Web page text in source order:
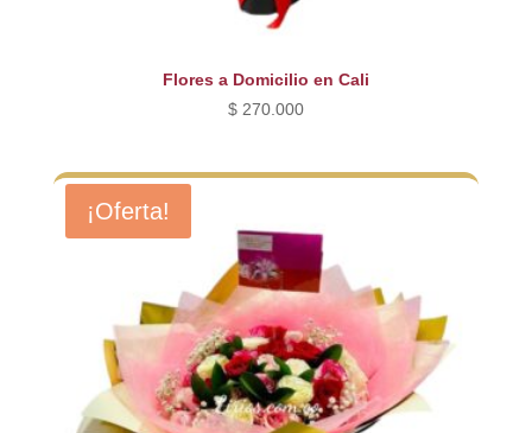
Flores a Domicilio en Cali
$270.000
¡Oferta!